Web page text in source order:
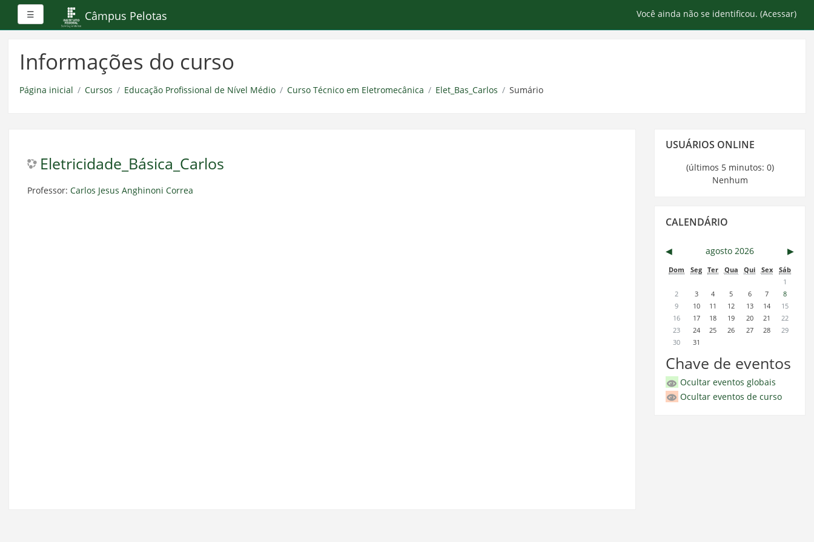
principal
☰ Painel lateralCâmpus Pelotas Você ainda não se identificou. (Acessar)
Informações do curso
Página inicial Cursos Educação Profissional de Nível Médio Curso Técnico em Eletromecânica Elet_Bas_Carlos Sumário
Eletricidade_Básica_Carlos
Professor: Carlos Jesus Anghinoni Correa
Usuários
USUÁRIOS ONLINE
(últimos 5 minutos: 0)
Nenhum
Calendário
CALENDÁRIO
◀︎ agosto 2026 ▶︎
Dom Seg Ter Qua Qui Sex
Sáb
1
2
3 4 5 6 7
8
9
10 11 12 13 14
15
16
17 18 19 20 21
22
23
24 25 26 27 28
29
30
31
Chave de eventos
Ocultar eventos globais
Ocultar eventos de curso